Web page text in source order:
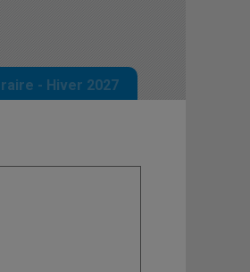
- Hiver 2027